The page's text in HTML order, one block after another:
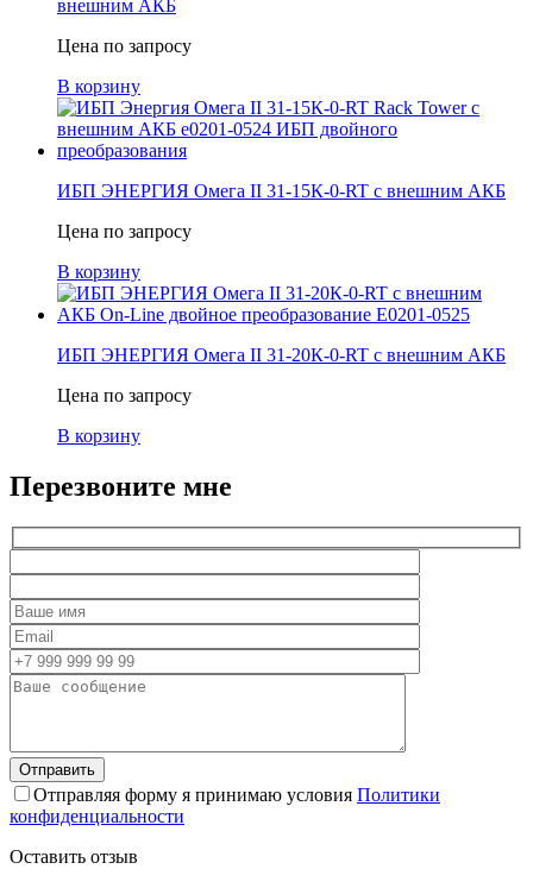
внешним АКБ
Цена по запросу
В корзину
ИБП ЭНЕРГИЯ Омега II 31-15К-0-RT с внешним АКБ
Цена по запросу
В корзину
ИБП ЭНЕРГИЯ Омега II 31-20К-0-RT с внешним АКБ
Цена по запросу
В корзину
Перезвоните мне
Отправляя форму я принимаю условия Политики
конфиденциальности
Оставить отзыв